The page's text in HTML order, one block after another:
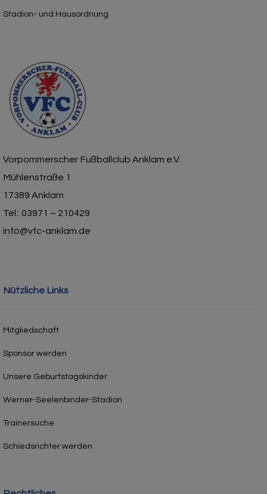
Stadion- und Hausordnung
Vorpommerscher Fußballclub Anklam e.V.
Mühlenstraße 1
17389 Anklam
Tel.: 03971 – 210429
info@vfc-anklam.de
Nützliche Links
Mitgliedschaft
Sponsor werden
Unsere Geburtstagskinder
Werner-Seelenbinder-Stadion
Trainersuche
Schiedsrichter werden